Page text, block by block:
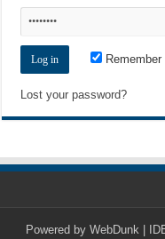
Remember
Lost your password?
Powered by WebDunk |